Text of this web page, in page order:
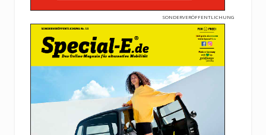
SONDERVERÖFFENTLICHUNG